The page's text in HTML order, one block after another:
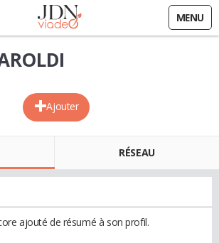
MENU
Ajouter
RÉSEAU
ajouté de résumé à son profil.